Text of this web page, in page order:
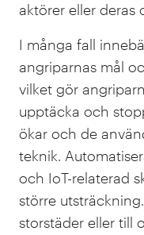
aktörer eller deras
I många fall
angriparnas mål
vilket gör
upptäcka och
ökar och de
teknik.
och IoT-relaterad
större
storstäder eller till